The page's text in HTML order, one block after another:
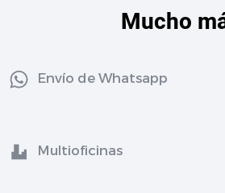
Mucho
Envío de Whatsapp
Multioficinas